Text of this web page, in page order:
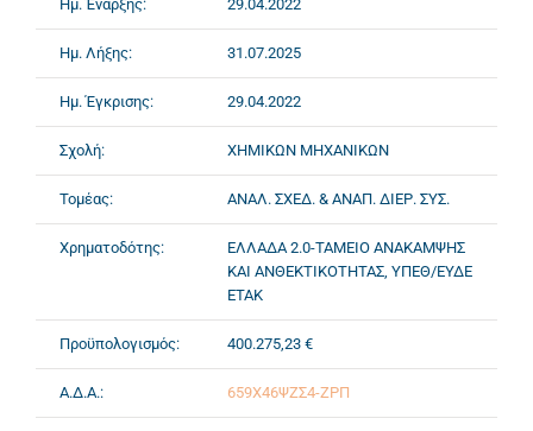
Ημ. Έναρξης: 29.04.2022
Ημ. Λήξης: 31.07.2025
Ημ. Έγκρισης: 29.04.2022
Σχολή: ΧΗΜΙΚΩΝ ΜΗΧΑΝΙΚΩΝ
Τομέας: ΑΝΑΛ. ΣΧΕΔ. & ΑΝΑΠ. ΔΙΕΡ. ΣΥΣ.
Χρηματοδότης:
ΕΛΛΑΔΑ 2.0-ΤΑΜΕΙΟ ΑΝΑΚΑΜΨΗΣ
ΚΑΙ ΑΝΘΕΚΤΙΚΟΤΗΤΑΣ, ΥΠΕΘ/ΕΥΔΕ
ΕΤΑΚ
Προϋπολογισμός: 400.275,23 €
Α.Δ.Α.: 659Χ46ΨΖΣ4-ΖΡΠ